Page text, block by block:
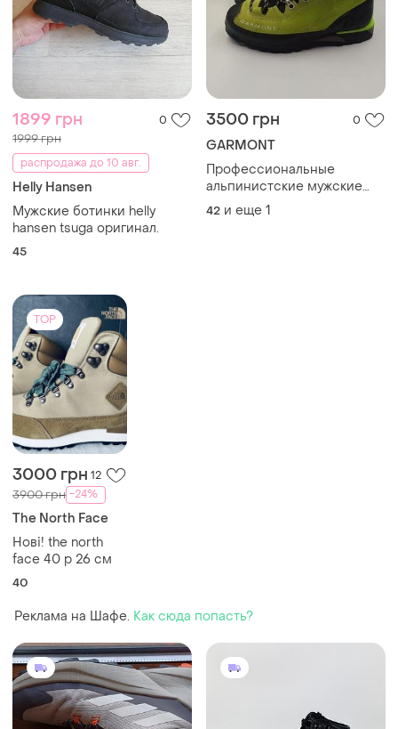
1899 грн 0
1999 грн
распродажа до 10 авг.
Helly Hansen
Мужские ботинки helly
hansen tsuga оригинал.
45
3500 грн 0
GARMONT
Профессиональные
альпинистские мужские
ботинки garmont tower plus
lx#x (оригинал) 42 размер (
42 и еще 1
TOP
3000 грн 12
3900 грн -24%
The North Face
Нові! the north
face 40 р 26 см
40
Реклама на Шафе. Как сюда попасть?